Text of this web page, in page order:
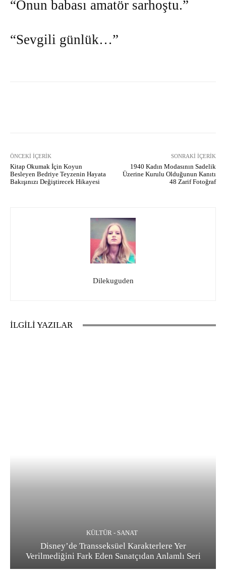
“Onun babası amatör sarhoştu.”
“Sevgili günlük…”
ÖNCEKI İÇERIK
Kitap Okumak İçin Koyun
Besleyen Bedriye Teyzenin Hayata
Bakışınızı Değiştirecek Hikayesi
SONRAKI İÇERIK
1940 Kadın Modasının Sadelik
Üzerine Kurulu Olduğunun Kanıtı
48 Zarif Fotoğraf
Dilekuguden
İLGİLİ YAZILAR
KÜLTÜR - SANAT
Disney’de Transseksüel Karakterlere Yer
Verilmediğini Fark Eden Sanatçıdan Anlamlı Seri